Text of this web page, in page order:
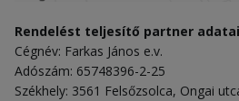
Rendelést teljesítő partner
Cégnév: Farkas János e.v.
Adószám: 65748396-2-25
Székhely: 3561 Felsőzsolca, Ongai